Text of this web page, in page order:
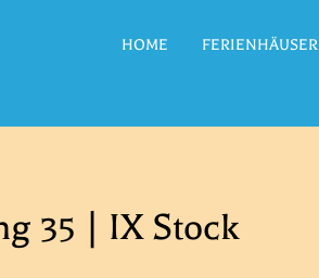
HOME FERIENHÄUSER
35 | IX Stock